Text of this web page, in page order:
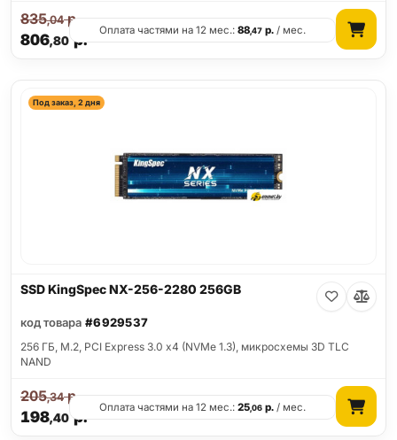
806,80р.
835,04р.
Оплата частями на 12 мес.:88,47 р. / мес.
Под заказ, 2 дня
SSD KingSpec NX-256-2280 256GB
код товара #6929537
256 ГБ, M.2, PCI Express 3.0 x4 (NVMe 1.3), микросхемы 3D TLC
NAND
198,40р.
205,34р.
Оплата частями на 12 мес.:25,06 р. / мес.